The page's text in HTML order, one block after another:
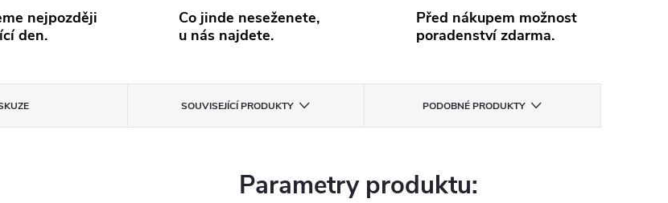
nejpozději
den.
Co jinde neseženete,
u nás najdete.
Před nákupem možnost
poradenství zdarma.
SOUVISEJÍCÍ PRODUKTY PODOBNÉ PRODUKTY
Parametry produktu: